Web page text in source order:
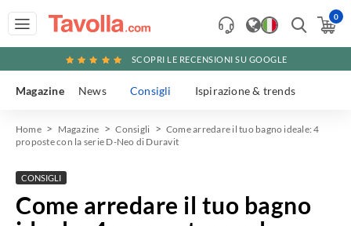
0
SCOPRI LE RECENSIONI SU GOOGLE
Magazine News Consigli Ispirazione & trends
Home Magazine Consigli
Come arredare il tuo bagno ideale: 4
proposte con la serie D-Neo di Duravit
CONSIGLI
Come arredare il tuo bagno